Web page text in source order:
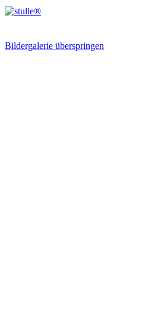
Bildergalerie überspringen